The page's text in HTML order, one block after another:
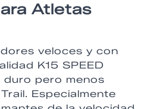
Atletas
veloces y con
K15 SPEED
pero menos
Especialmente